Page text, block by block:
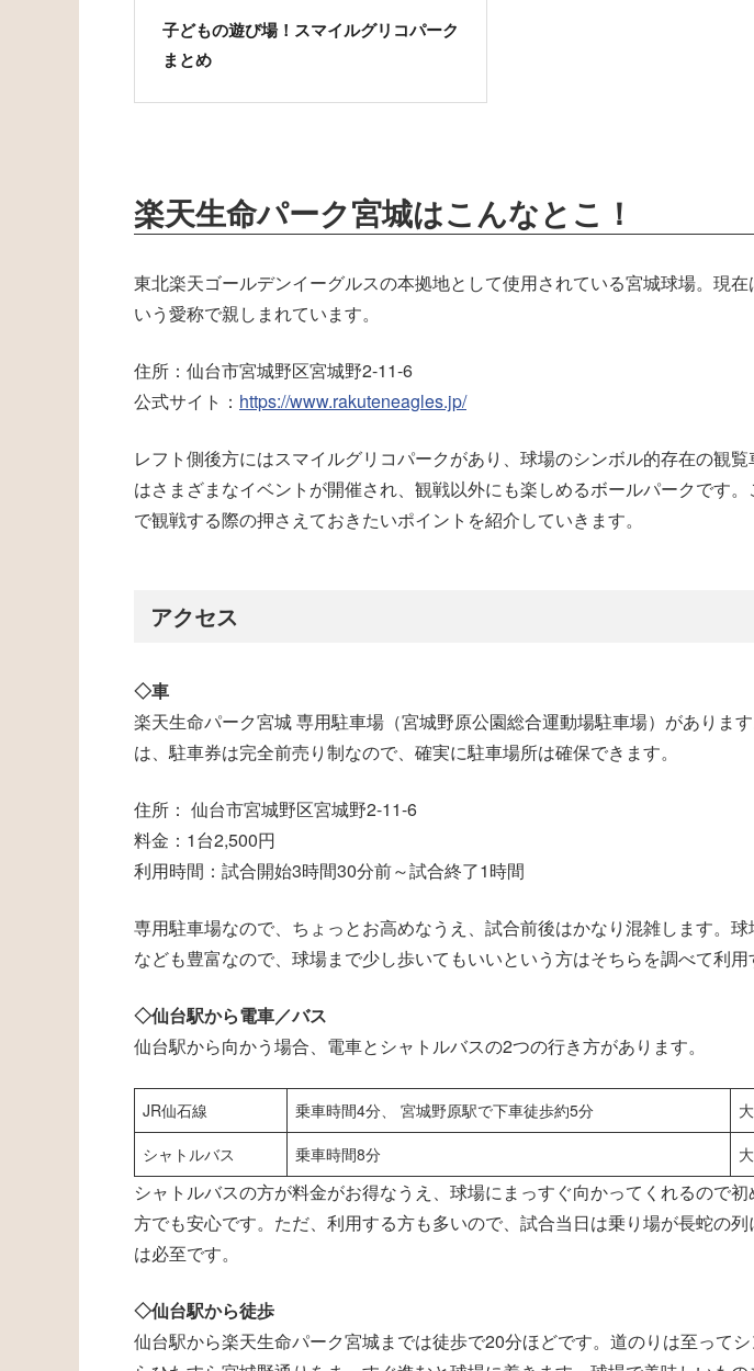
子どもの遊び場！スマイルグリコパーク
まとめ
楽天生命パーク宮城はこんなとこ！
東北楽天ゴールデンイーグルスの本拠地として使用されている宮城球場。現
いう愛称で親しまれています。
住所：仙台市宮城野区宮城野2-11-6
公式サイト： https://www.rakuteneagles.jp/
レフト側後方にはスマイルグリコパークがあり、球場のシンボル的存在の観
はさまざまなイベントが開催され、観戦以外にも楽しめるボールパークです
で観戦する際の押さえておきたいポイントを紹介していきます。
アクセス
◇車
楽天生命パーク宮城 専用駐車場（宮城野原公園総合運動場駐車場）がありま
は、駐車券は完全前売り制なので、確実に駐車場所は確保できます。
住所： 仙台市宮城野区宮城野2-11-6
料金：1台2,500円
利用時間：試合開始3時間30分前～試合終了1時間
専用駐車場なので、ちょっとお高めなうえ、試合前後はかなり混雑します。
なども豊富なので、球場まで少し歩いてもいいという方はそちらを調べて利用
◇仙台駅から電車／バス
仙台駅から向かう場合、電車とシャトルバスの2つの行き方があります。
JR仙石線 乗車時間4分、 宮城野原駅で下車徒歩約5分
シャトルバス
乗車時間8分
シャトルバスの方が料金がお得なうえ、球場にまっすぐ向かってくれるので
方でも安心です。ただ、利用する方も多いので、試合当日は乗り場が長蛇の
は必至です。
◇仙台駅から徒歩
仙台駅から楽天生命パーク宮城までは徒歩で20分ほどです。道のりは至って